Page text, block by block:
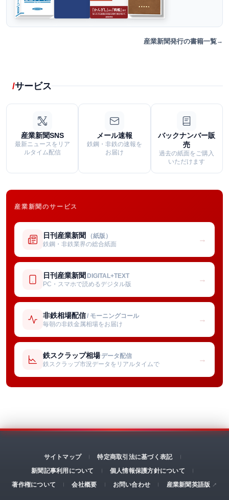
産業新聞発行の書籍一覧
サービス
産業新聞SNS
最新ニュースをリア
ルタイム配信
メール速報
鉄鋼・非鉄の速報を
お届け
バックナンバー販
売
過去の紙面をご購入
いただけます
産業新聞のサービス
日刊産業新聞 （紙版）
鉄鋼・非鉄業界の総合紙面
→
日刊産業新聞 DIGITAL+TEXT
PC・スマホで読めるデジタル版
→
非鉄相場配信/ モーニングコール
毎朝の非鉄金属相場をお届け
→
鉄スクラップ相場 データ配信
鉄スクラップ市況データをリアルタイムで
→
サイトマップ
特定商取引法に基づく表記
新聞記事利用について
個人情報保護方針について
著作権について
会社概要 お問い合わせ 産業新聞英語版